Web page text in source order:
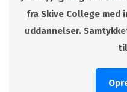
fra Skive College
uddannelser.